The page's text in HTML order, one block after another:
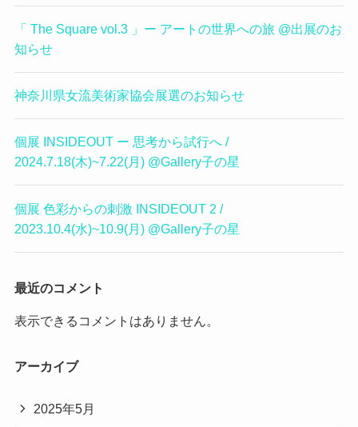
「 The Square vol.3 」ー アートの世界への旅 @出展のお
知らせ
神奈川県女流美術家協会展選のお知らせ
個展 INSIDEOUT ー 思考から試行へ /
2024.7.18(木)~7.22(月) @Gallery子の星
個展 色彩からの刺激 INSIDEOUT 2 /
2023.10.4(水)~10.9(月) @Gallery子の星
最近のコメント
表示できるコメントはありません。
アーカイブ
2025年5月